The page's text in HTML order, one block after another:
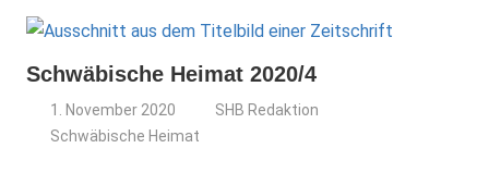
Schwäbische Heimat 2020/4
1. November 2020
SHB Redaktion
Schwäbische Heimat